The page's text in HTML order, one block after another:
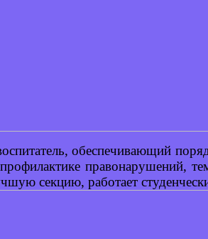
обеспечивающий
правонарушений,
секцию, работает